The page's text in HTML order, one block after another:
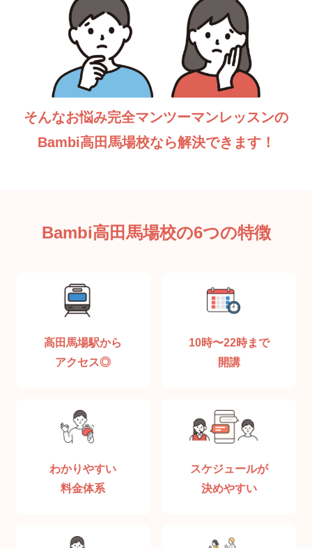
そんなお悩み完全マンツーマンレッスンの
Bambi高田馬場校なら解決できます！
Bambi高田馬場校の6つの特徴
高田馬場駅から
アクセス◎
10時〜22時まで
開講
わかりやすい
料金体系
スケジュールが
決めやすい